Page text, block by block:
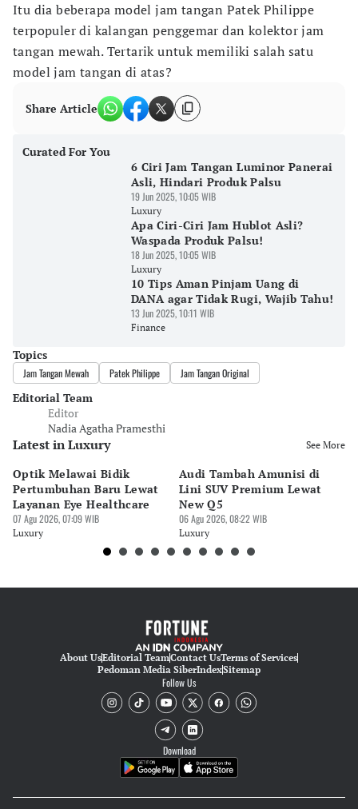
Itu dia beberapa model jam tangan Patek Philippe
terpopuler di kalangan penggemar dan kolektor jam
tangan mewah. Tertarik untuk memiliki salah satu
model jam tangan di atas?
Share Article
Curated For You
6 Ciri Jam Tangan Luminor Panerai
Asli, Hindari Produk Palsu
19 Jun 2025, 10:05 WIB
Luxury
Apa Ciri-Ciri Jam Hublot Asli?
Waspada Produk Palsu!
18 Jun 2025, 10:05 WIB
Luxury
10 Tips Aman Pinjam Uang di
DANA agar Tidak Rugi, Wajib Tahu!
13 Jun 2025, 10:11 WIB
Finance
Topics
Jam Tangan Mewah Patek Philippe Jam Tangan Original
Editorial Team
Editor
Nadia Agatha Pramesthi
Latest in Luxury See More
Optik Melawai Bidik
Pertumbuhan Baru Lewat
Layanan Eye Healthcare
07 Agu 2026, 07:09 WIB
Luxury
Audi Tambah Amunisi di
Lini SUV Premium Lewat
New Q5
06 Agu 2026, 08:22 WIB
Luxury
About UsEditorial TeamContact UsTerms of Services
Pedoman Media SiberIndexSitemap
Follow Us
Download